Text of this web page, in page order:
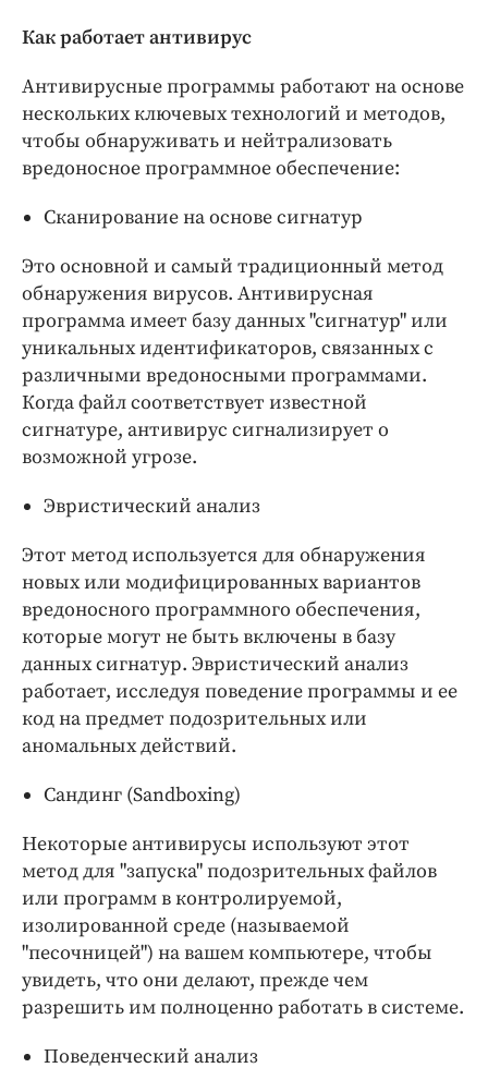
Как работает антивирус
Антивирусные программы работают на основе
нескольких ключевых технологий и методов,
чтобы обнаруживать и нейтрализовать
вредоносное программное обеспечение:
Сканирование на основе сигнатур
Это основной и самый традиционный метод
обнаружения вирусов. Антивирусная
программа имеет базу данных "сигнатур" или
уникальных идентификаторов, связанных с
различными вредоносными программами.
Когда файл соответствует известной
сигнатуре, антивирус сигнализирует о
возможной угрозе.
Эвристический анализ
Этот метод используется для обнаружения
новых или модифицированных вариантов
вредоносного программного обеспечения,
которые могут не быть включены в базу
данных сигнатур. Эвристический анализ
работает, исследуя поведение программы и ее
код на предмет подозрительных или
аномальных действий.
Сандинг (Sandboxing)
Некоторые антивирусы используют этот
метод для "запуска" подозрительных файлов
или программ в контролируемой,
изолированной среде (называемой
"песочницей") на вашем компьютере, чтобы
увидеть, что они делают, прежде чем
разрешить им полноценно работать в системе.
Поведенческий анализ